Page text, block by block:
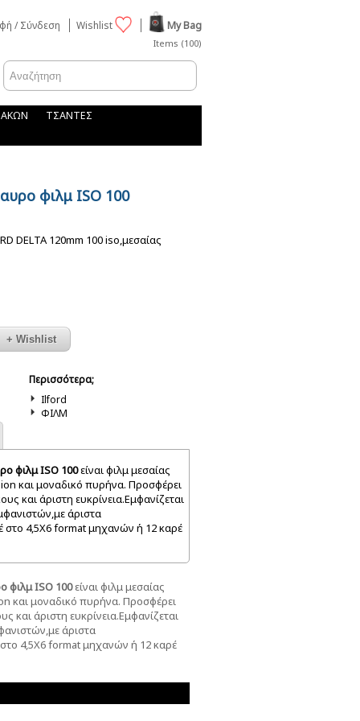
/ Σύνδεση Wishlist My Bag
Items (100)
ΤΣΑΝΤΕΣ
φιλμ ISO 100
DELTA 120mm 100 iso,μεσαίας
Περισσότερα;
Ilford
ΦΙΛΜ
φιλμ ISO 100είναι φιλμ μεσαίας
και μοναδικό πυρήνα. Προσφέρει
και άριστη ευκρίνεια.Εμφανίζεται
άριστα
στο 4,5Χ6 format μηχανών ή 12 καρέ
φιλμ ISO 100είναι φιλμ μεσαίας
και μοναδικό πυρήνα. Προσφέρει
και άριστη ευκρίνεια.Εμφανίζεται
άριστα
4,5Χ6 format μηχανών ή 12 καρέ